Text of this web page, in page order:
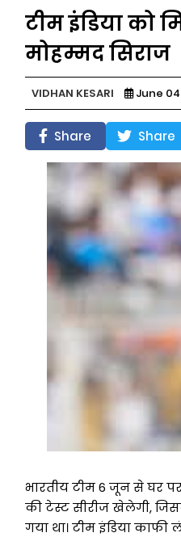
टीम इंडिया को
मोहम्मद सिराज
VIDHAN KESARI June
Share Share
भारतीय टीम 6 जून से घर
की टेस्ट सीरीज खेलेगी,
गया था। टीम इंडिया